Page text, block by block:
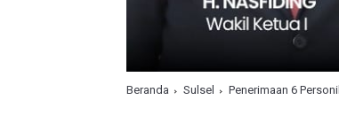
Beranda Sulsel Penerimaan 6